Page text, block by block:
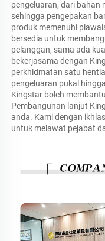
pengeluaran, dari bahan
sehingga pengepakan
produk memenuhi
bersedia untuk
pelanggan, sama ada
bekerjasama dengan
perkhidmatan satu
pengeluaran pukal
Kingstar boleh
Pembangunan lanjut
anda. Kami dengan
untuk melawat pejabat